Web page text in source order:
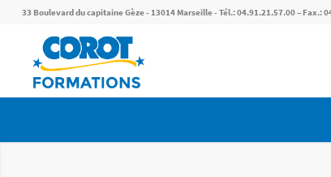
33 Boulevard du capitaine Gèze - 13014 Marseille - Tél.: 04.91.21.57.00 – Fax.: